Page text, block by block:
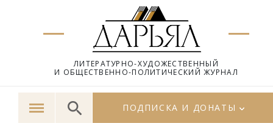
ЛИТЕРАТУРНО-ХУДОЖЕСТВЕННЫЙ
И ОБЩЕСТВЕННО-ПОЛИТИЧЕСКИЙ ЖУРНАЛ
ПОДПИСКА И ДОНАТЫ